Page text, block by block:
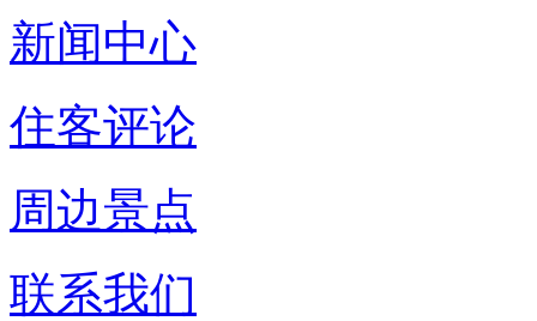
新闻中心
住客评论
周边景点
联系我们